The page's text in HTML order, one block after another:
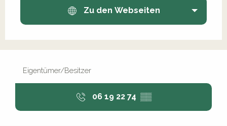
Zu den Webseiten
Eigentümer/Besitzer
06 19 22 74 ▒▒